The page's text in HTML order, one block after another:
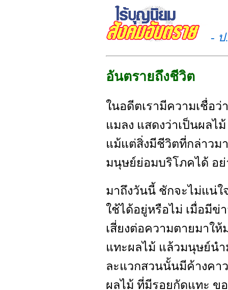
- ป
อันตรายถึงชีวิต
ในอดีตเรามีความเชื่อ
แมลง แสดงว่าเป็นผลไ
แม้แต่สิ่งมีชีวิตที่กล่าวม
มนุษย์ย่อมบริโภคได้ อ
มาถึงวันนี้ ชักจะไม่แน่ใ
ใช้ได้อยู่หรือไม่ เมื่อมี
เสี่ยงต่อความตายมาใ
แทะผลไม้ แล้วมนุษย์น
ละแวกสวนนั้นมีค้างคา
ผลไม้ ที่มีรอยกัดแทะ ข